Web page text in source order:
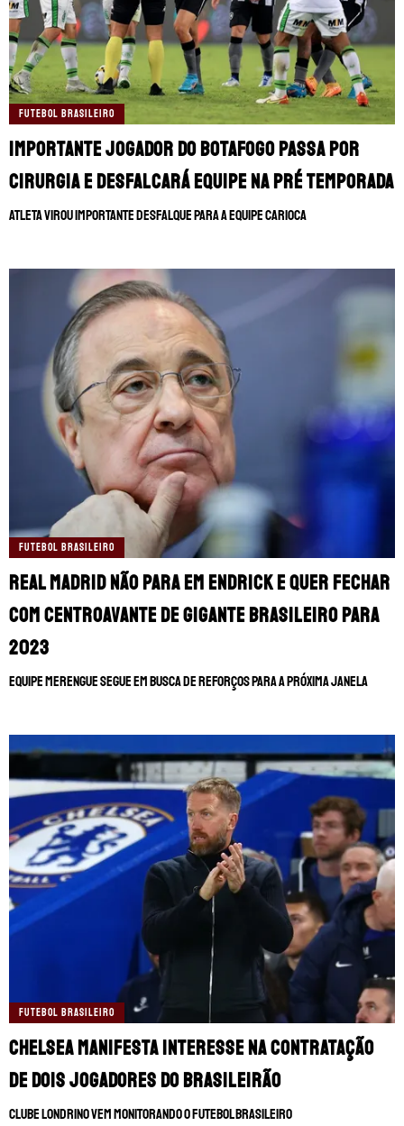
FUTEBOL BRASILEIRO
Importante jogador do Botafogo passa por
cirurgia e desfalcará equipe na pré temporada
Atleta virou importante desfalque para a equipe carioca
FUTEBOL BRASILEIRO
Real Madrid não para em Endrick e quer fechar
com centroavante de gigante brasileiro para
2023
Equipe merengue segue em busca de reforços para a próxima janela
FUTEBOL BRASILEIRO
Chelsea manifesta interesse na contratação
de dois jogadores do Brasileirão
Clube londrino vem monitorando o futebol brasileiro